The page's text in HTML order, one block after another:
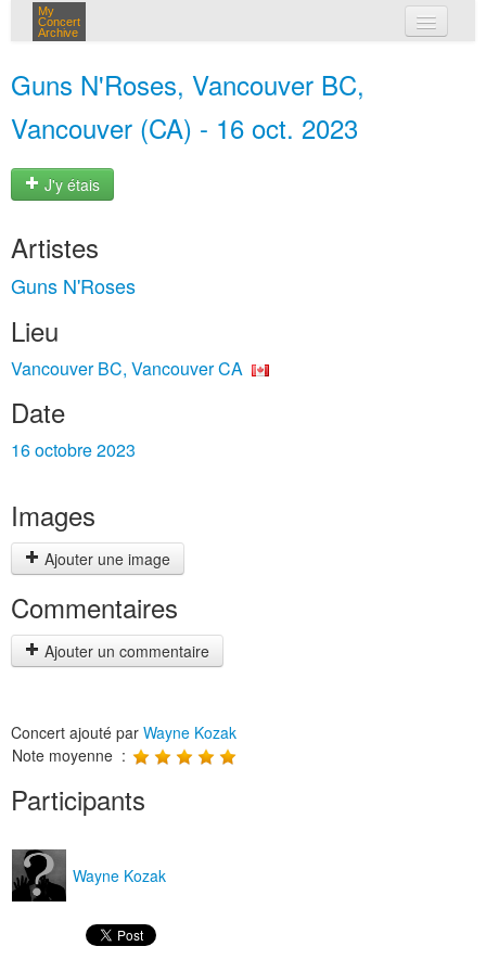
My
Concert
Archive
Guns N'Roses, Vancouver BC,
Vancouver (CA) - 16 oct. 2023
J'y étais
Artistes
Guns N'Roses
Lieu
Vancouver BC, Vancouver CA
Date
16 octobre 2023
Images
Ajouter une image
Commentaires
Ajouter un commentaire
Concert ajouté par Wayne Kozak
Note moyenne :
Participants
Wayne Kozak